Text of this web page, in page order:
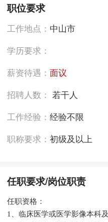
职位要求
工作地点： 中山市
学历要求：
薪资待遇：面议
招聘人数：若干人
工作经验：经验不限
职称要求：初级及以上
任职要求/岗位职责
任职资格：
1、临床医学或医学影像本科